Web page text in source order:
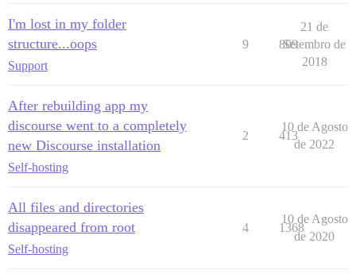
I'm lost in my folder
structure...oops
Support
9 809
21 de
Setembro de
2018
After rebuilding app my
discourse went to a completely
new Discourse installation
Self-hosting
2 413
10 de Agosto
de 2022
All files and directories
disappeared from root
Self-hosting
4 1368
10 de Agosto
de 2020